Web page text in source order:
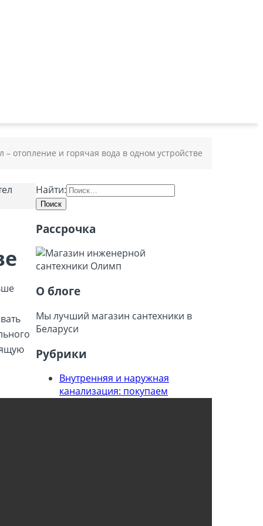
– отопление и горячая вода в одном устройстве
Найти:
Рассрочка
О блоге
Мы лучший магазин сантехники в
Беларуси
Рубрики
Внутренняя и наружная
канализация: покупаем